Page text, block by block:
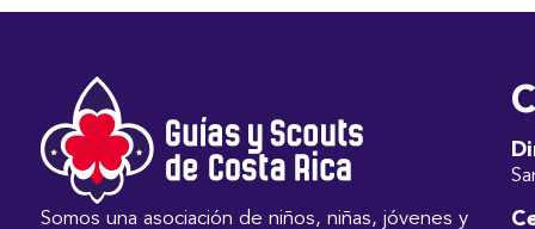
Somos una asociación de niños, niñas, jóvenes y